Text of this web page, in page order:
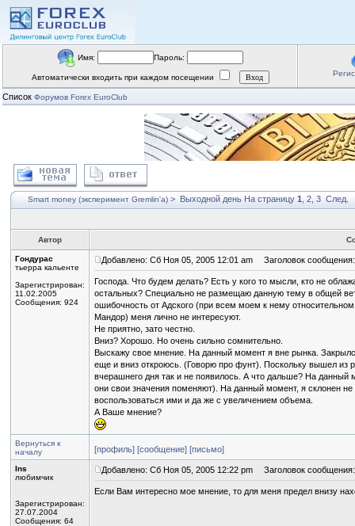
Имя: Пароль:
Автоматически входить при каждом посещении
Список Форумов Forex EuroClub
Smart money (эксперимент Gremlin'a) > Выходной день На страницу 1 2 3 След.
Автор
Гондурас
тьерра кальенте
Зарегистрирован:
11.02.2005
Сообщения: 924
Добавлено: Сб Ноя 05, 2005 12:01 am Заголовок
Господа. Что будем делать? Есть у кого то мысли, кто не
остальных? Специально не размещаю данную тему в общей
ошибочность от Адского (при всем моем к нему
Мандор) меня лично не интересуют.
Не приятно, зато честно.
Вниз? Хорошо. Но очень сильно сомнительно.
Выскажу свое мнение. На данный момент я вне рынка.
еще и вниз откроюсь. (Говорю про фунт). Поскольку вышел из
вчерашнего дня так и не появилось. А что дальше? На данный
они свои значения поменяют). На данный момент, я склонен
воспользоваться ими и да же с увеличением объема.
А Ваше мнение?
Вернуться к
началу
[профиль] [сообщение] [письмо]
Ins
любимчик
Зарегистрирован:
27.07.2004
Сообщения: 64
Добавлено: Сб Ноя 05, 2005 12:22 pm Заголовок сообщения:
Если Вам интересно мое мнение, то для меня предел внизу